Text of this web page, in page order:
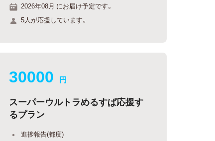
2026年08月 にお届け予定です。
5人が応援しています。
30000 円
スーパーウルトラめるすぱ応援す
るプラン
進捗報告(都度)